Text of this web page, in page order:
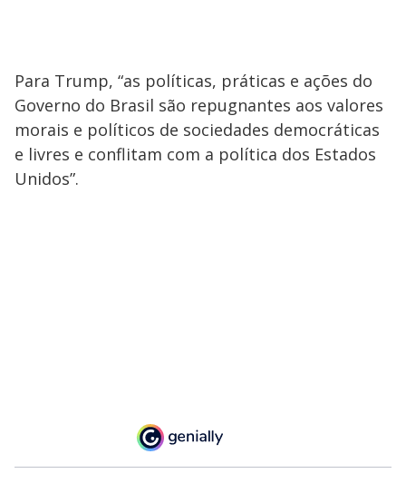
Para Trump, “as políticas, práticas e ações do
Governo do Brasil são repugnantes aos valores
morais e políticos de sociedades democráticas
e livres e conflitam com a política dos Estados
Unidos”.